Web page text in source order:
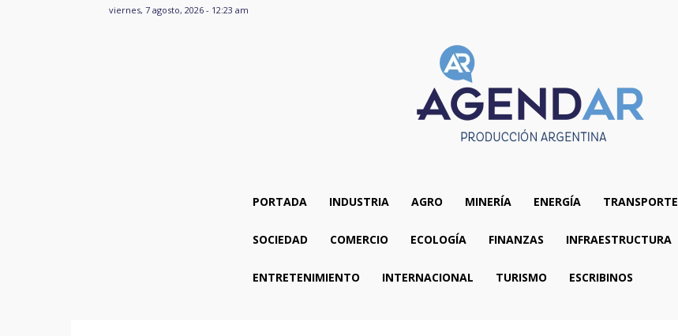
viernes, 7 agosto, 2026 - 12:23 am
PORTADA INDUSTRIA AGRO MINERÍA ENERGÍA TRANSPORTE
SOCIEDAD COMERCIO ECOLOGÍA FINANZAS INFRAESTRUCTURA
ENTRETENIMIENTO INTERNACIONAL TURISMO ESCRIBINOS